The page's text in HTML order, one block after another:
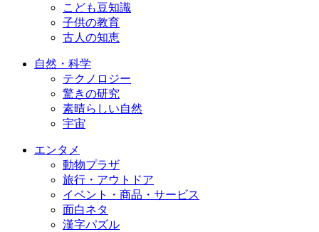
こども豆知識
子供の教育
古人の知恵
自然・科学
テクノロジー
驚きの研究
素晴らしい自然
宇宙
エンタメ
動物プラザ
旅行・アウトドア
イベント・商品・サービス
面白ネタ
漢字パズル